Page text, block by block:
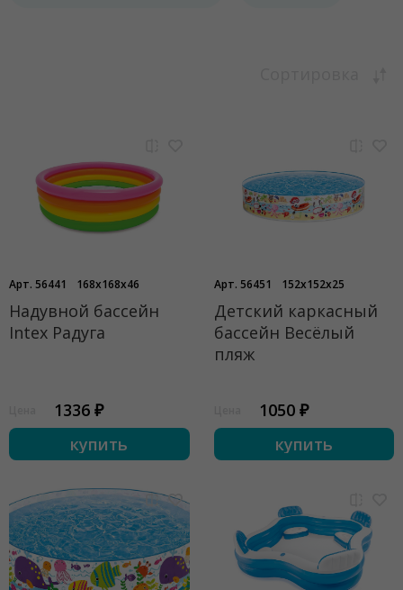
Арт. 56441 168x168x46
Надувной бассейн
Intex Радуга
1336 ₽
купить
Арт. 56451 152x152x25
Детский каркасный
бассейн Весёлый
пляж
1050 ₽
купить